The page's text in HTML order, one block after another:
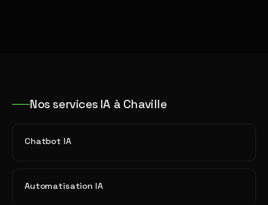
Nos services IA à Chaville
Chatbot IA
Automatisation IA